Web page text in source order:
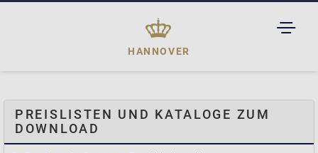
HANNOVER
PREISLISTEN UND KATALOGE ZUM
DOWNLOAD